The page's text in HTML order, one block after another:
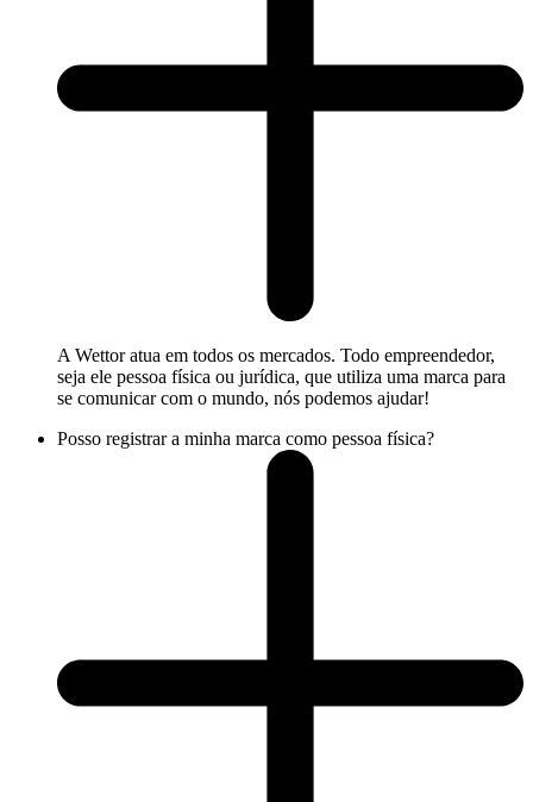
A Wettor atua em todos os mercados. Todo empreendedor,
seja ele pessoa física ou jurídica, que utiliza uma marca para
se comunicar com o mundo, nós podemos ajudar!
Posso registrar a minha marca como pessoa física?